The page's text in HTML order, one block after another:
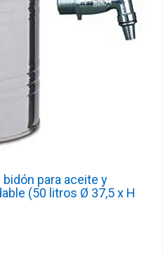
bidón para aceite y
(50 litros Ø 37,5 x H